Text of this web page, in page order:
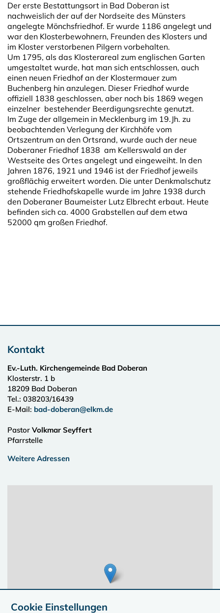
Der erste Bestattungsort in Bad Doberan ist
nachweislich der auf der Nordseite des Münsters
angelegte Mönchsfriedhof. Er wurde 1186 angelegt und
war den Klosterbewohnern, Freunden des Klosters und
im Kloster verstorbenen Pilgern vorbehalten.
Um 1795, als das Klosterareal zum englischen Garten
umgestaltet wurde, hat man sich entschlossen, auch
einen neuen Friedhof an der Klostermauer zum
Buchenberg hin anzulegen. Dieser Friedhof wurde
offiziell 1838 geschlossen, aber noch bis 1869 wegen
einzelner bestehender Beerdigungsrechte genutzt.
Im Zuge der allgemein in Mecklenburg im 19.Jh. zu
beobachtenden Verlegung der Kirchhöfe vom
Ortszentrum an den Ortsrand, wurde auch der neue
Doberaner Friedhof 1838 am Kellerswald an der
Westseite des Ortes angelegt und eingeweiht. In den
Jahren 1876, 1921 und 1946 ist der Friedhof jeweils
großflächig erweitert worden. Die unter Denkmalschutz
stehende Friedhofskapelle wurde im Jahre 1938 durch
den Doberaner Baumeister Lutz Elbrecht erbaut. Heute
befinden sich ca. 4000 Grabstellen auf dem etwa
52000 qm großen Friedhof.
Kontakt
Ev.-Luth. Kirchengemeinde Bad Doberan
Klosterstr. 1 b
18209 Bad Doberan
Tel.: 038203/16439
E-Mail: bad-doberan@elkm.de
Pastor Volkmar Seyffert
Pfarrstelle
Weitere Adressen
Cookie Einstellungen